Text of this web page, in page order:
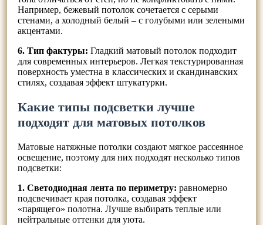
Например, бежевый потолок сочетается с серыми
стенами, а холодный белый – с голубыми или зелеными
акцентами.
6. Тип фактуры: Гладкий матовый потолок подходит
для современных интерьеров. Легкая текстурированная
поверхность уместна в классических и скандинавских
стилях, создавая эффект штукатурки.
Какие типы подсветки лучше
подходят для матовых потолков
Матовые натяжные потолки создают мягкое рассеянное
освещение, поэтому для них подходят несколько типов
подсветки:
1. Светодиодная лента по периметру: равномерно
подсвечивает края потолка, создавая эффект
«парящего» полотна. Лучше выбирать теплые или
нейтральные оттенки для уюта.